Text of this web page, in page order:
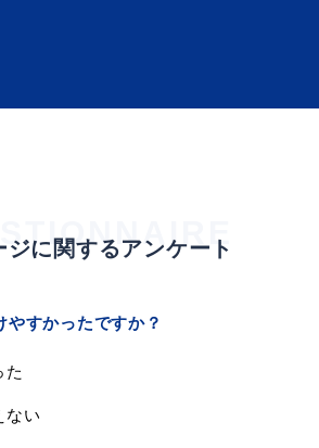
ジに関するアンケート
やすかったですか？
た
ない